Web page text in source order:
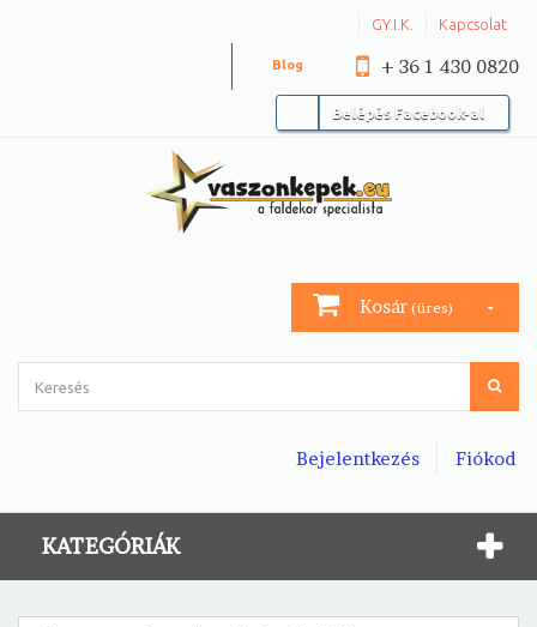
GY.I.K. Kapcsolat
+ 36 1 430 0820
Blog
Belépés Facebook-al
Kosár (üres)
Fiókod
Bejelentkezés
KATEGÓRIÁK